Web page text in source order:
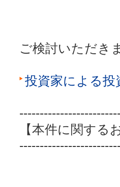
ご検討いただき
投資家による
【本件に関する